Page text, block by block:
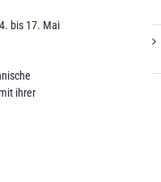
bis 17. Mai
ihrer